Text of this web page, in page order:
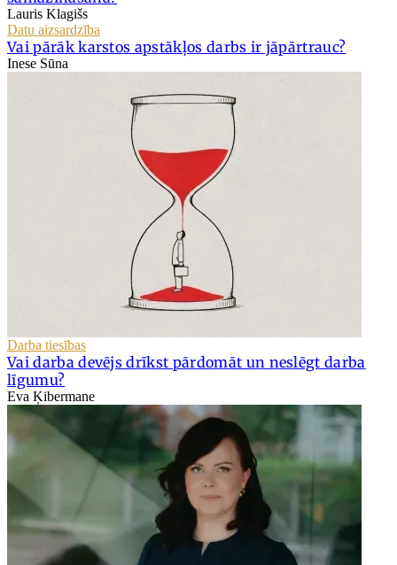
Lauris Klagišs
Datu aizsardzība
Vai pārāk karstos apstākļos darbs ir jāpārtrauc?
Inese Sūna
Darba tiesības
Vai darba devējs drīkst pārdomāt un neslēgt darba
līgumu?
Eva Ķibermane